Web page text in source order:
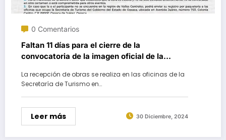
0 Comentarios
Faltan 11 días para el cierre de la
convocatoria de la imagen oficial de la
La recepción de obras se realiza en las oficinas de la
Secretaría de Turismo en…
Leer más 30 Diciembre, 2024